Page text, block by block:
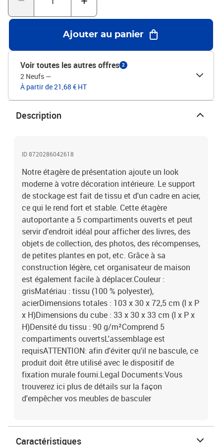
d'empêcher vos meubles de basculer
Ajouter au panier
Voir toutes les autres offres 2
2 Neufs —
À partir de 21,68 € HT
Description
ID 8720286042618
Notre étagère de présentation ajoute un look
moderne à votre décoration intérieure. Le support
de stockage est fait de tissu et d'un cadre en acier,
ce qui le rend fort et stable. Cette étagère
autoportante a 5 compartiments ouverts et peut
servir d'endroit idéal pour afficher des livres, des
objets de collection, des photos, des récompenses,
de petites plantes en pot, etc. Grâce à sa
construction légère, cet organisateur de maison
est également facile à déplacer.Couleur :
grisMatériau : tissu (100 % polyester),
acierDimensions totales : 103 x 30 x 72,5 cm (l x P
x H)Dimensions du cube : 33 x 30 x 33 cm (l x P x
H)Densité du tissu : 90 g/m²Comprend 5
compartiments ouvertsL'assemblage est
requisATTENTION: afin d'éviter qu'il ne bascule, ce
produit doit être utilisé avec le dispositif de
fixation murale fourni.Legal Documents:Vous
trouverez ici plus de détails sur la façon
d'empêcher vos meubles de basculer
Caractéristiques